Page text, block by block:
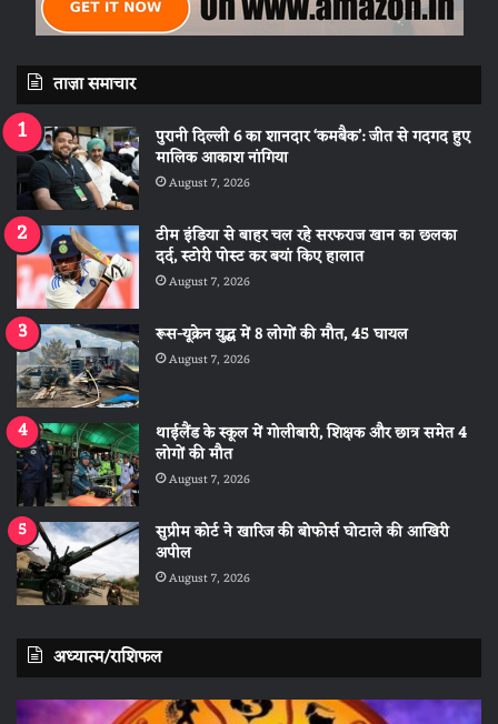
ताज़ा समाचार
पुरानी दिल्ली 6 का शानदार ‘कमबैक’: जीत से गदगद हुए
मालिक आकाश नांगिया
August 7, 2026
टीम इंडिया से बाहर चल रहे सरफराज खान का छलका
दर्द, स्टोरी पोस्ट कर बयां किए हालात
August 7, 2026
रूस-यूक्रेन युद्ध में 8 लोगों की मौत, 45 घायल
August 7, 2026
थाईलैंड के स्कूल में गोलीबारी, शिक्षक और छात्र समेत 4
लोगों की मौत
August 7, 2026
सुप्रीम कोर्ट ने खारिज की बोफोर्स घोटाले की आखिरी
अपील
August 7, 2026
अध्यात्म/राशिफल